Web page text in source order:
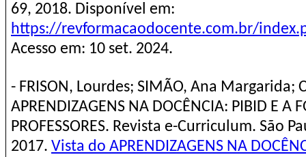
69, 2018. Disponível em:
https://revformacaodocente.com.br/
Acesso em: 10 set. 2024.
- FRISON, Lourdes; SIMÃO, Ana Margarida;
APRENDIZAGENS NA DOCÊNCIA: PIBID E A
PROFESSORES. Revista e-Curriculum. São
2017. Vista do APRENDIZAGENS NA